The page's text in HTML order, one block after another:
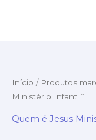
Início / Produtos
Ministério Infantil”
Quem é Jesus